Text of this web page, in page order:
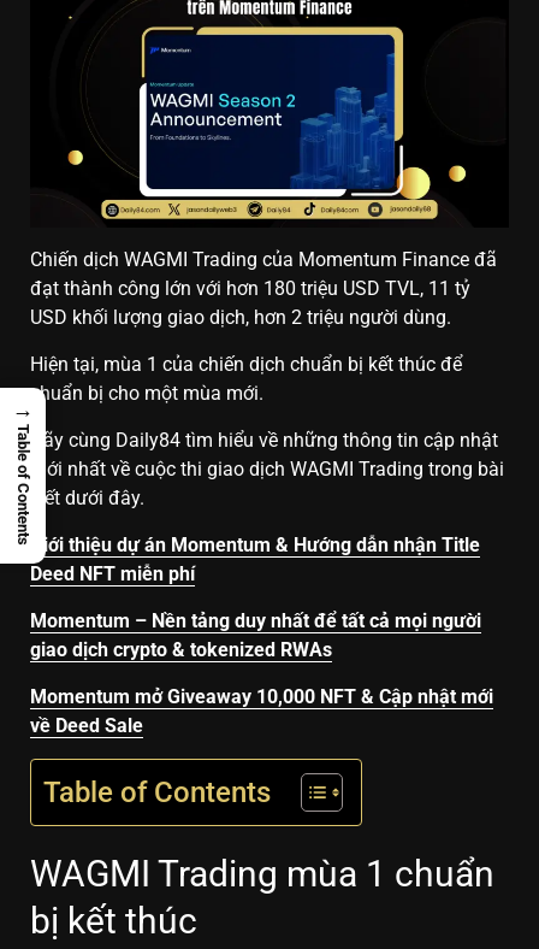
Chiến dịch WAGMI Trading của Momentum Finance đã
đạt thành công lớn với hơn 180 triệu USD TVL, 11 tỷ
USD khối lượng giao dịch, hơn 2 triệu người dùng.
Hiện tại, mùa 1 của chiến dịch chuẩn bị kết thúc để
chuẩn bị cho một mùa mới.
Hãy cùng Daily84 tìm hiểu về những thông tin cập nhật
mới nhất về cuộc thi giao dịch WAGMI Trading trong bài
viết dưới đây.
Giới thiệu dự án Momentum & Hướng dẫn nhận Title
Deed NFT miễn phí
Momentum – Nền tảng duy nhất để tất cả mọi người
giao dịch crypto & tokenized RWAs
Momentum mở Giveaway 10,000 NFT & Cập nhật mới
về Deed Sale
Table of Contents
WAGMI Trading mùa 1 chuẩn
bị kết thúc
→
Table of Contents